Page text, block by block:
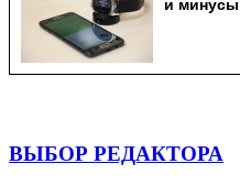
ВЫБОР РЕДАКТОРА